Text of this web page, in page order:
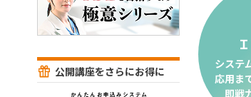
公開講座をさらにお得に